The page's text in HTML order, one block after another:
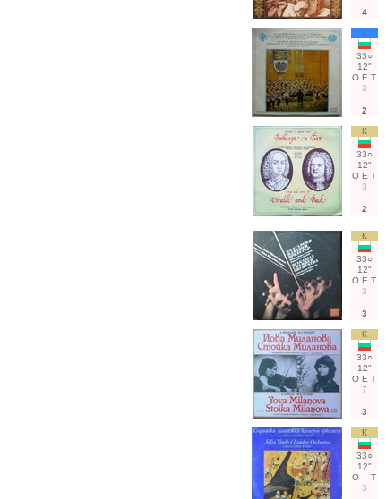
4
С
33○
12"
О Е Т
3
2
К
33○
12"
О Е Т
3
2
К
33○
12"
О Е Т
3
3
К
33○
12"
О Е Т
7
3
К
33○
12"
О
Т
3